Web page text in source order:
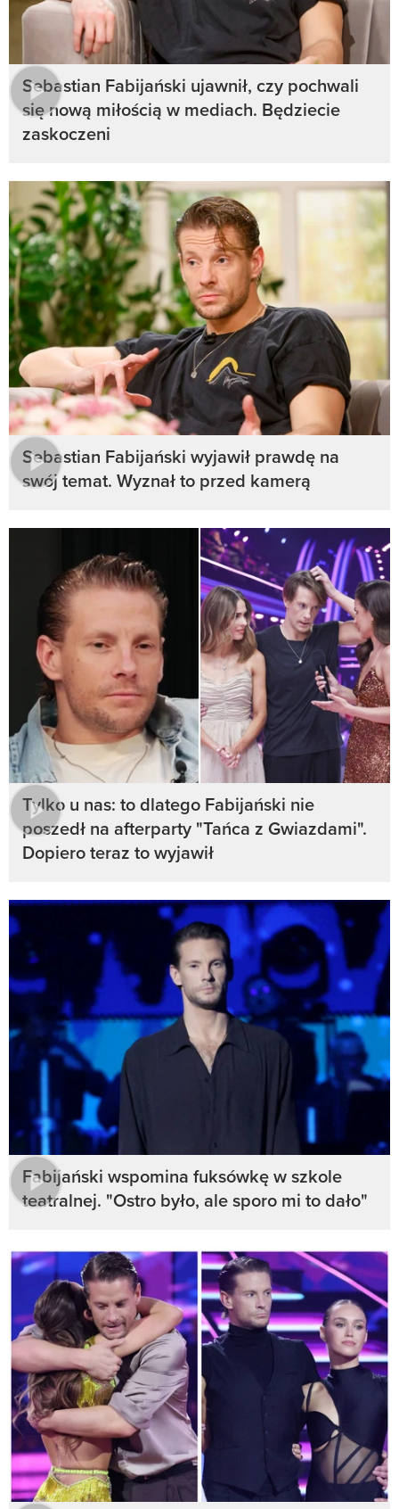
Sebastian Fabijański ujawnił, czy pochwali
się nową miłością w mediach. Będziecie
zaskoczeni
Sebastian Fabijański wyjawił prawdę na
swój temat. Wyznał to przed kamerą
Tylko u nas: to dlatego Fabijański nie
poszedł na afterparty "Tańca z Gwiazdami".
Dopiero teraz to wyjawił
Fabijański wspomina fuksówkę w szkole
teatralnej. "Ostro było, ale sporo mi to dało"